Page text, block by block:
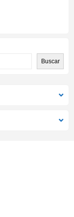
Buscar